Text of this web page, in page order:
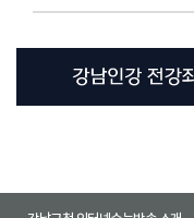
형,
습
(고졸